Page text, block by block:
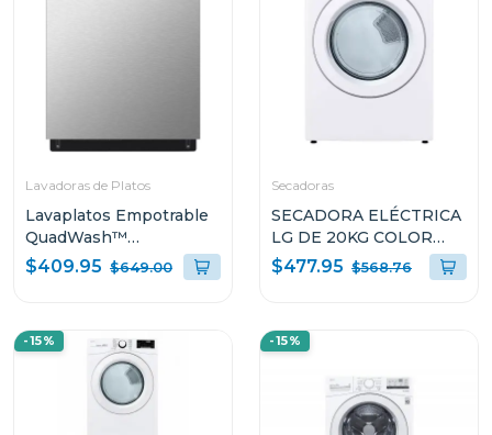
Lavadoras de Platos
Lavaplatos Empotrable
QuadWash™
LDFN3432T
$409.95 $649.00
Secadoras
SECADORA ELÉCTRICA
LG DE 20KG COLOR
BLANCO THINQ
DF20WV2EW
$477.95 $568.76
-15% -15%